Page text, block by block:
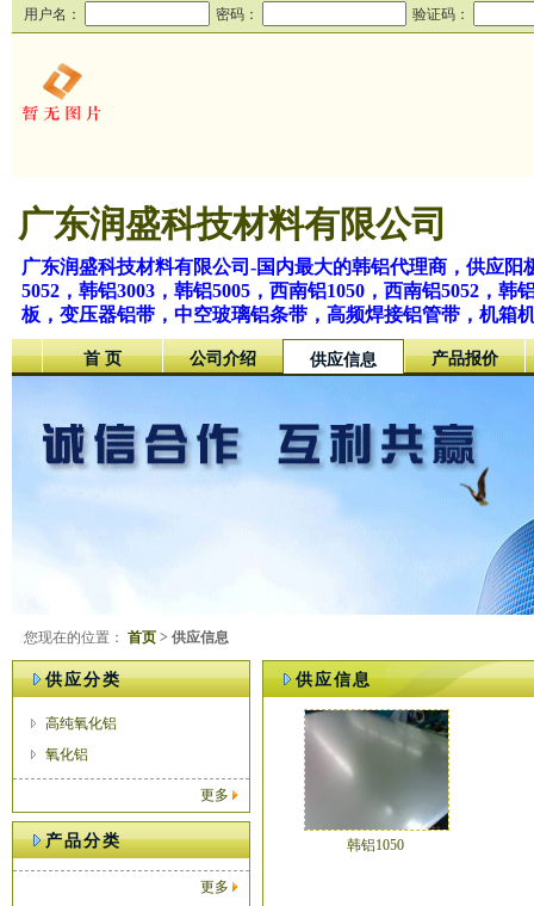
用户名： 密码： 验证码：
广东润盛科技材料有限公司
广东润盛科技材料有限公司-国内最大的韩铝代理商，供应
5052，韩铝3003，韩铝5005，西南铝1050，西南铝5052，
板，变压器铝带，中空玻璃铝条带，高频焊接铝管带，机箱
首 页 公司介绍 供应信息 产品报价
您现在的位置： 首页 > 供应信息
供应分类
高纯氧化铝
氧化铝
更多
产品分类
更多
供应信息
韩铝1050